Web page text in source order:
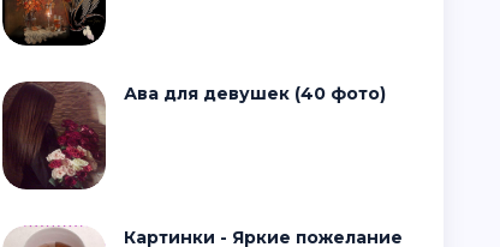
Ава для девушек (40 фото)
Картинки - Яркие пожелание